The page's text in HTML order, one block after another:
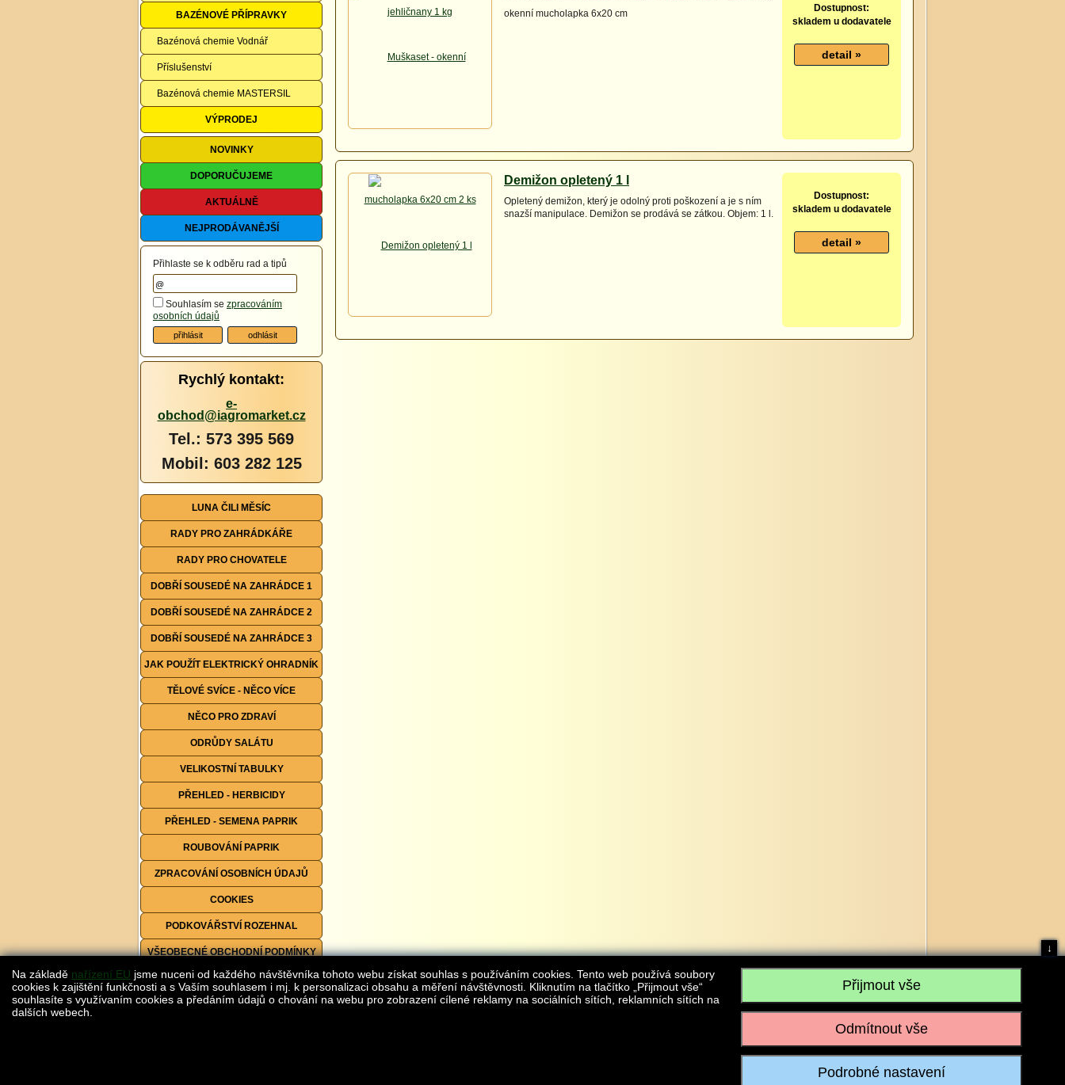
BAZÉNOVÉ PŘÍPRAVKY
Bazénová chemie Vodnář
Příslušenství
Bazénová chemie MASTERSIL
VÝPRODEJ
NOVINKY
DOPORUČUJEME
AKTUÁLNĚ
NEJPRODÁVANĚJŠÍ
Přihlaste se k odběru rad a tipů
Souhlasím se zpracováním
osobních údajů
Rychlý kontakt:
e-
obchod@iagromarket.cz
Tel.: 573 395 569
Mobil: 603 282 125
LUNA ČILI MĚSÍC
RADY PRO ZAHRÁDKÁŘE
RADY PRO CHOVATELE
DOBŘÍ SOUSEDÉ NA ZAHRÁDCE 1
DOBŘÍ SOUSEDÉ NA ZAHRÁDCE 2
DOBŘÍ SOUSEDÉ NA ZAHRÁDCE 3
JAK POUŽÍT ELEKTRICKÝ OHRADNÍK
TĚLOVÉ SVÍCE - NĚCO VÍCE
NĚCO PRO ZDRAVÍ
ODRŮDY SALÁTU
VELIKOSTNÍ TABULKY
PŘEHLED - HERBICIDY
PŘEHLED - SEMENA PAPRIK
ROUBOVÁNÍ PAPRIK
ZPRACOVÁNÍ OSOBNÍCH ÚDAJŮ
COOKIES
PODKOVÁŘSTVÍ ROZEHNAL
VŠEOBECNÉ OBCHODNÍ PODMÍNKY
FORMULÁŘE KE STAŽENÍ
okenní mucholapka 6x20 cm
Dostupnost:
skladem u dodavatele
Demižon opletený 1 l
Opletený demižon, který je odolný proti poškození a je s ním
snazší manipulace. Demižon se prodává se zátkou. Objem: 1 l.
Dostupnost:
skladem u dodavatele
je AGROMARKET IRSI s.r.o., IČO: 28304845, se sídlem č.p. 17, 768 75 Loukov
Realizace:w-software.com
Na základě nařízení EU jsme nuceni od každého návštěvníka tohoto webu získat souhlas s používáním cookies. Tento web používá soubory
cookies k zajištění funkčnosti a s Vaším souhlasem i mj. k personalizaci obsahu a měření návštěvnosti. Kliknutím na tlačítko „Přijmout vše“
souhlasíte s využívaním cookies a předáním údajů o chování na webu pro zobrazení cílené reklamy na sociálních sítích, reklamních sítích na
dalších webech.
↓